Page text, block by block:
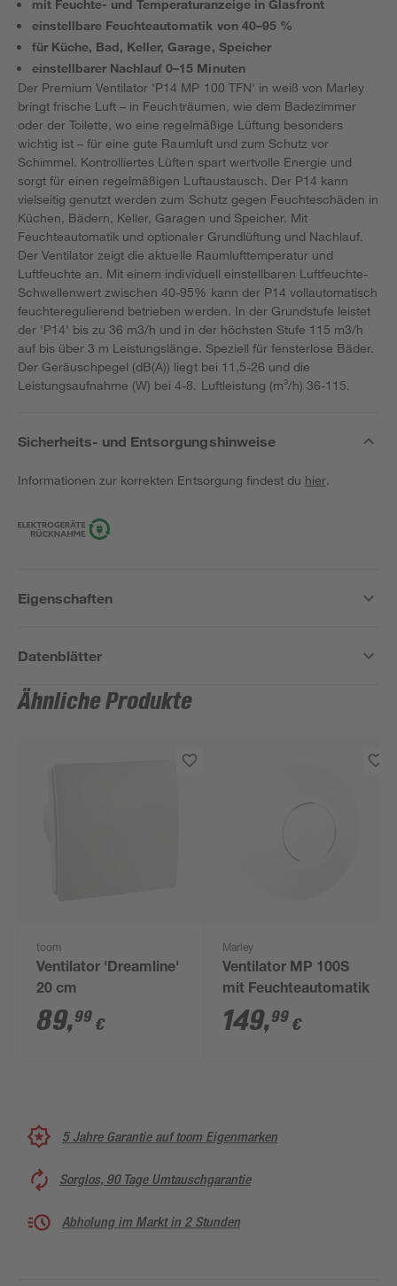
mit Feuchte- und Temperaturanzeige in Glasfront
einstellbare Feuchteautomatik von 40–95 %
für Küche, Bad, Keller, Garage, Speicher
einstellbarer Nachlauf 0–15 Minuten
Der Premium Ventilator 'P14 MP 100 TFN' in weiß von Marley
bringt frische Luft – in Feuchträumen, wie dem Badezimmer
oder der Toilette, wo eine regelmäßige Lüftung besonders
wichtig ist – für eine gute Raumluft und zum Schutz vor
Schimmel. Kontrolliertes Lüften spart wertvolle Energie und
sorgt für einen regelmäßigen Luftaustausch. Der P14 kann
vielseitig genutzt werden zum Schutz gegen Feuchteschäden in
Küchen, Bädern, Keller, Garagen und Speicher. Mit
Feuchteautomatik und optionaler Grundlüftung und Nachlauf.
Der Ventilator zeigt die aktuelle Raumlufttemperatur und
Luftfeuchte an. Mit einem individuell einstellbaren Luftfeuchte-
Schwellenwert zwischen 40-95% kann der P14 vollautomatisch
feuchteregulierend betrieben werden. In der Grundstufe leistet
der 'P14' bis zu 36 m3/h und in der höchsten Stufe 115 m3/h
auf bis über 3 m Leistungslänge. Speziell für fensterlose Bäder.
Der Geräuschpegel (dB(A)) liegt bei 11,5-26 und die
Leistungsaufnahme (W) bei 4-8. Luftleistung (m³/h) 36-115.
Sicherheits- und Entsorgungshinweise
Informationen zur korrekten Entsorgung findest du hier.
Eigenschaften
Datenblätter
Ähnliche Produkte
toom
Ventilator 'Dreamline'
20 cm
89,99 €
Marley
Ventilator MP 100S
mit Feuchteautomatik
149,99 €
5 Jahre Garantie auf toom Eigenmarken
Sorglos, 90 Tage Umtauschgarantie
Abholung im Markt in 2 Stunden